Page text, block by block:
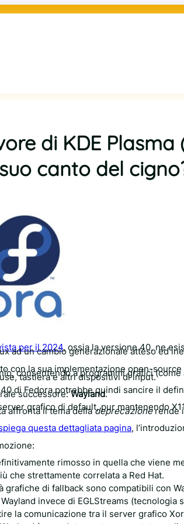
di KDE Plasma
canto del
per il 2024, ossia la versione 40, ne
ad un cambio generazionale atteso ed
con la sua implementazione open-source
consentendo a programmi grafici (come
tastiera e altri dispositivi di input.
di Fedora potrebbe quindi sancire il
successore:Wayland.
grafico di default, pur mantenendo
affronta il tema delladeprecazionerende
questa dettagliata pagina,
rimosso in quella che viene
che strettamente correlata a Red Hat.
grafiche di fallback sono compatibili con
invece di EGLStreams (tecnologia
la comunicazione tra il server grafico